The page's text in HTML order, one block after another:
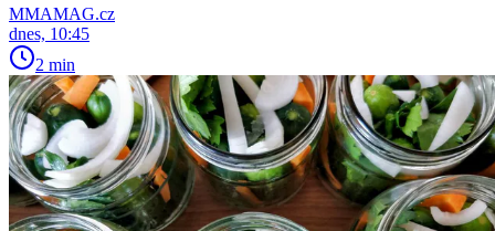
MMAMAG.cz
dnes, 10:45
2 min